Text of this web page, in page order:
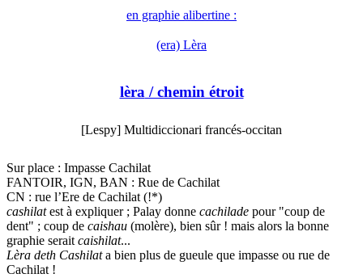
en graphie alibertine :
(era) Lèra
lèra / chemin étroit
[Lespy] Multidiccionari francés-occitan
Sur place : Impasse Cachilat
FANTOIR, IGN, BAN : Rue de Cachilat
CN : rue l’Ere de Cachilat (!*)
cashilatest à expliquer ; Palay donne cachilade pour "coup de
dent" ; coup de caishau (molère), bien sûr ! mais alors la bonne
graphie serait caishilat...
Lèra deth Cashilata bien plus de gueule que impasse ou rue de
Cachilat !